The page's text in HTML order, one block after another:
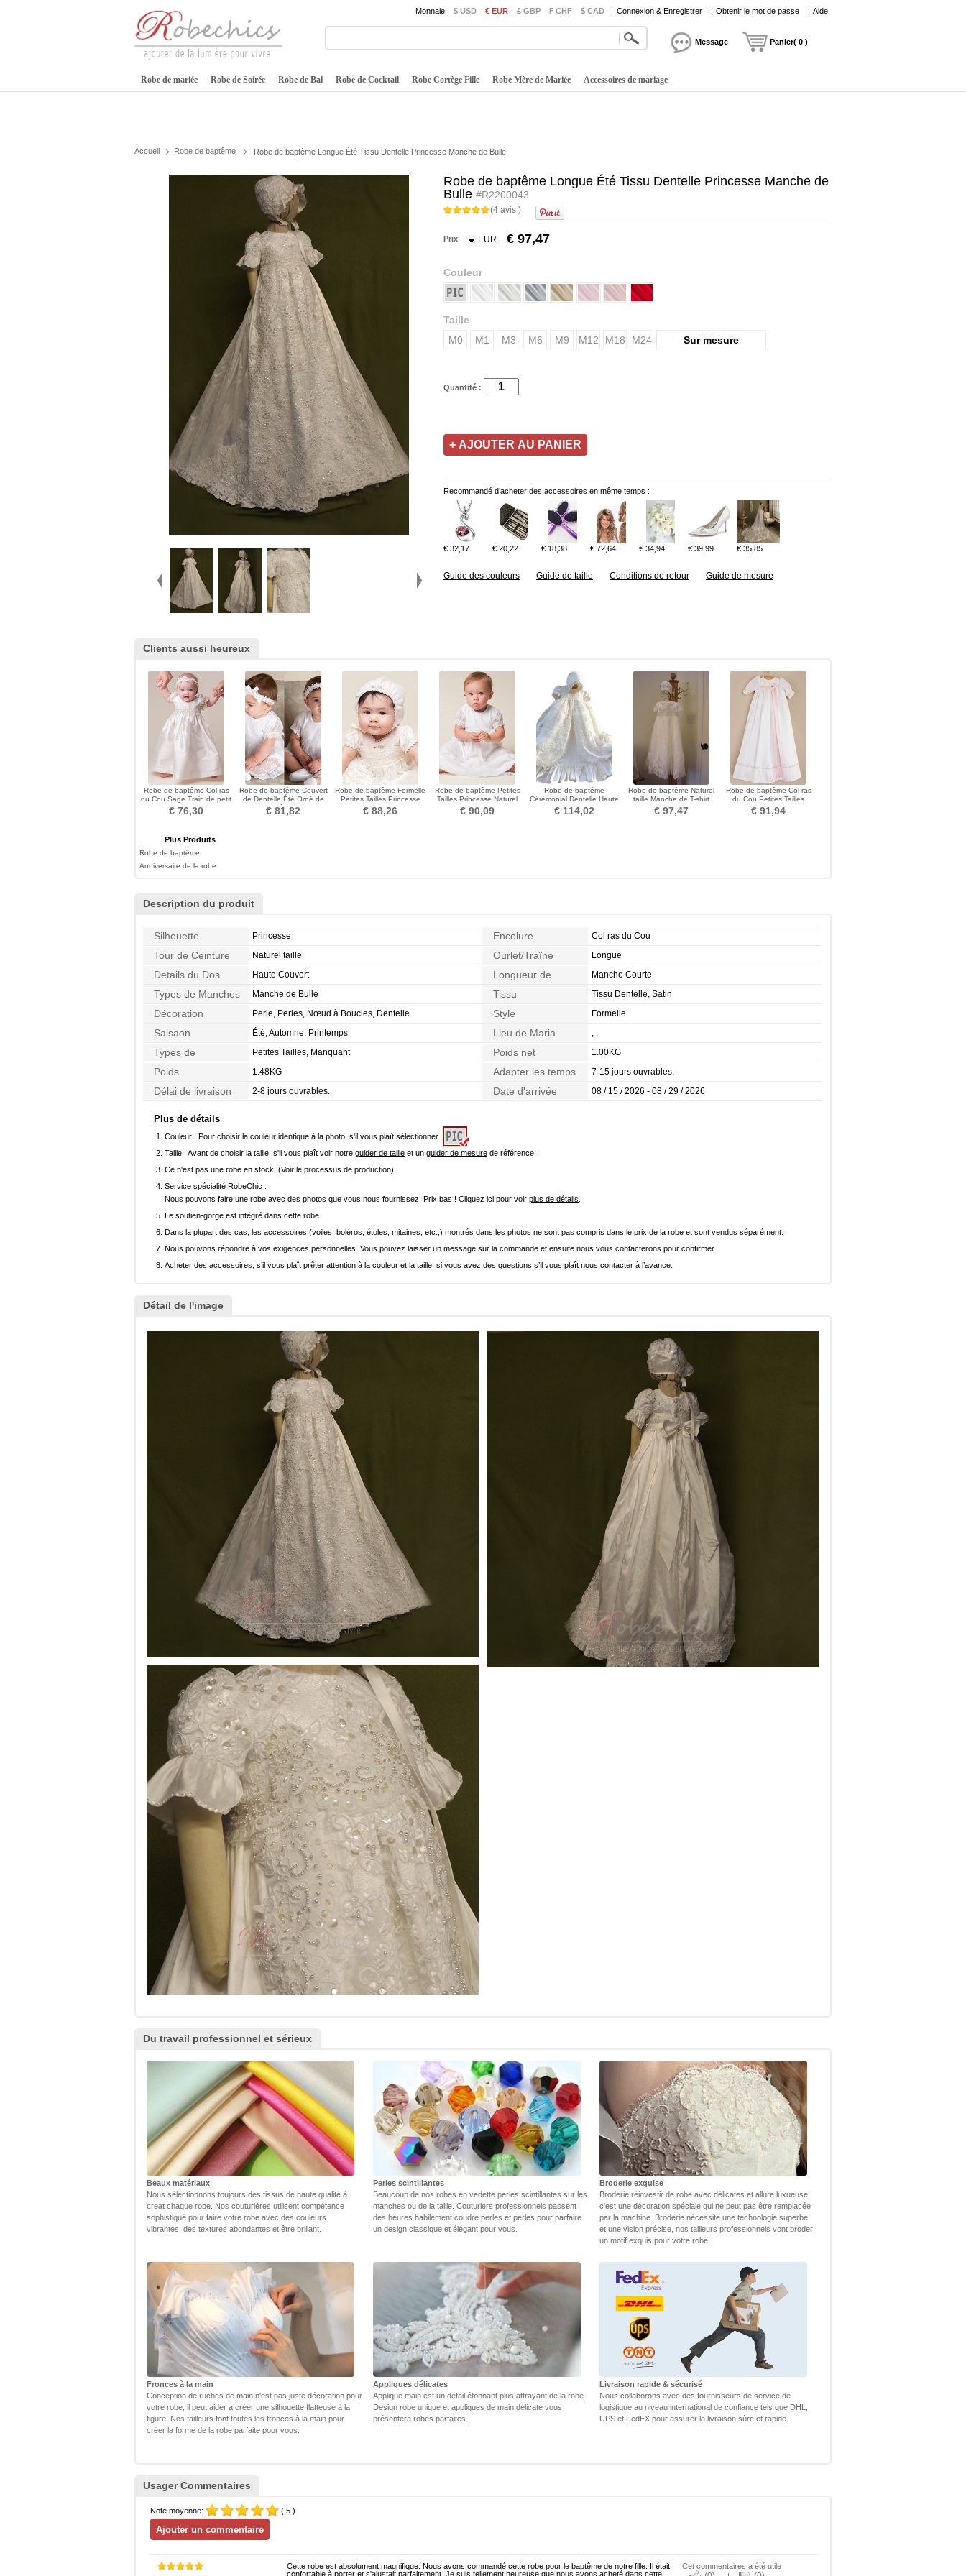
Monnaie : $ USD € EUR £ GBP ₣ CHF $ CAD | Connexion & Enregistrer | Obtenir le mot de passe | Aide
Message Panier( 0 )
Robe de mariée Robe de Soirée Robe de Bal Robe de Cocktail Robe Cortège Fille Robe Mère de Mariée Accessoires de mariage
Accueil Robe de baptême Robe de baptême Longue Été Tissu Dentelle Princesse Manche de Bulle
Robe de baptême Longue Été Tissu Dentelle Princesse Manche de
Bulle #R2200043
(4 avis )
Prix EUR € 97,47
Couleur
Taille
M0
M1 M3 M6 M9 M12 M18 M24 Sur mesure
Quantité :
Recommandé d’acheter des accessoires en même temps :
€ 32,17 € 20,22 € 18,38 € 72,64 € 34,94 € 39,99 € 35,85
Guide des couleurs Guide de taille Conditions de retour Guide de mesure
Clients aussi heureux
Robe de baptême Col ras
du Cou Sage Train de petit
Haute Couvert
€ 76,30
Robe de baptême Couvert
de Dentelle Été Orné de
Nœud à Boucle
€ 81,82
Robe de baptême Formelle
Petites Tailles Princesse
Longueur ras du Sol
€ 88,26
Robe de baptême Petites
Tailles Princesse Naturel
taille Manche Courte
€ 90,09
Robe de baptême
Cérémonial Dentelle Haute
Couvert Col haut Manche
de Ballon
€ 114,02
Robe de baptême Naturel
taille Manche de T-shirt
Formelle Petites Tailles
€ 97,47
Robe de baptême Col ras
du Cou Petites Tailles
Nœud à Boucles
€ 91,94
Plus Produits
Robe de baptême
Anniversaire de la robe
Description du produit
Silhouette Princesse Encolure Col ras du Cou
Tour de Ceinture Naturel taille Ourlet/Traîne Longue
Details du Dos Haute Couvert
Longueur de
Manches
Manche Courte
Types de Manches Manche de Bulle Tissu Tissu Dentelle, Satin
Décoration Perle, Perles, Nœud à Boucles, Dentelle Style Formelle
Saisaon Été, Automne, Printemps Lieu de Maria , ,
Types de
Morphologie
Petites Tailles, Manquant Poids net 1.00KG
Poids 1.48KG Adapter les temps 7-15 jours ouvrables.
Délai de livraison 2-8 jours ouvrables. Date d'arrivée 08 / 15 / 2026 - 08 / 29 / 2026
Plus de détails
Couleur : Pour choisir la couleur identique à la photo, s'il vous plaît sélectionner
Taille : Avant de choisir la taille, s'il vous plaît voir notre guider de taille et un guider de mesure de référence.
Ce n'est pas une robe en stock. (Voir le processus de production)
Service spécialité RobeChic :
Nous pouvons faire une robe avec des photos que vous nous fournissez. Prix bas ! Cliquez ici pour voir plus de détails
Le soutien-gorge est intégré dans cette robe.
Dans la plupart des cas, les accessoires (voiles, boléros, étoles, mitaines, etc.,) montrés dans les photos ne sont pas compris dans le prix de la robe et sont vendus séparément.
Nous pouvons répondre à vos exigences personnelles. Vous pouvez laisser un message sur la commande et ensuite nous vous contacterons pour confirmer.
Acheter des accessoires, s’il vous plaît prêter attention à la couleur et la taille, si vous avez des questions s’il vous plaît nous contacter à l’avance.
Détail de l'image
Du travail professionnel et sérieux
Beaux matériaux
Nous sélectionnons toujours des tissus de haute qualité à
creat chaque robe. Nos couturières utilisent compétence
sophistiqué pour faire votre robe avec des couleurs
vibrantes, des textures abondantes et être brillant.
Perles scintillantes
Beaucoup de nos robes en vedette perles scintillantes sur les
manches ou de la taille. Couturiers professionnels passent
des heures habilement coudre perles et perles pour parfaire
un design classique et élégant pour vous.
Broderie exquise
Broderie réinvestir de robe avec délicates et allure luxueuse,
c'est une décoration spéciale qui ne peut pas être remplacée
par la machine. Broderie nécessite une technologie superbe
et une vision précise, nos tailleurs professionnels vont broder
un motif exquis pour votre robe.
Fronces à la main
Conception de ruches de main n'est pas juste décoration pour
votre robe, il peut aider à créer une silhouette flatteuse à la
figure. Nos tailleurs font toutes les fronces à la main pour
créer la forme de la robe parfaite pour vous.
Appliques délicates
Applique main est un détail étonnant plus attrayant de la robe.
Design robe unique et appliques de main délicate vous
présentera robes parfaites.
Livraison rapide & sécurisé
Nous collaborons avec des fournisseurs de service de
logistique au niveau international de confiance tels que DHL,
UPS et FedEX pour assurer la livraison sûre et rapide.
Usager Commentaires
Note moyenne: ( 5 )
Cette robe est absolument magnifique. Nous avons commandé cette robe pour le baptême de notre fille. Il était
confortable à porter et s'ajustait parfaitement. Je suis tellement heureuse que nous ayons acheté dans cette
Cet commentaires a été utile